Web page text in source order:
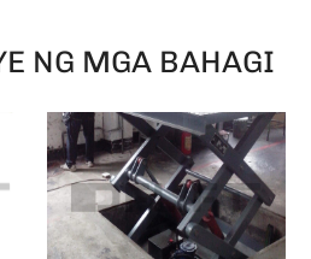
NG MGA BAHAGI